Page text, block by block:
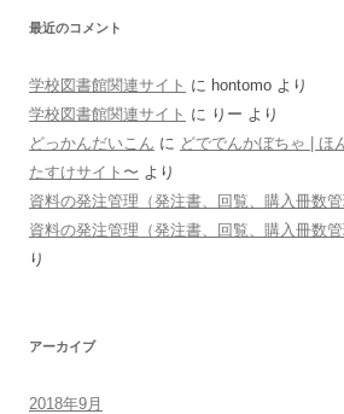
最近のコメント
学校図書館関連サイト に hontomo より
学校図書館関連サイト に りー より
どっかんだいこん に どででんかぼちゃ | ほ
たすけサイト〜 より
資料の発注管理（発注書、回覧、購入冊数管
資料の発注管理（発注書、回覧、購入冊数管
り
アーカイブ
2018年9月